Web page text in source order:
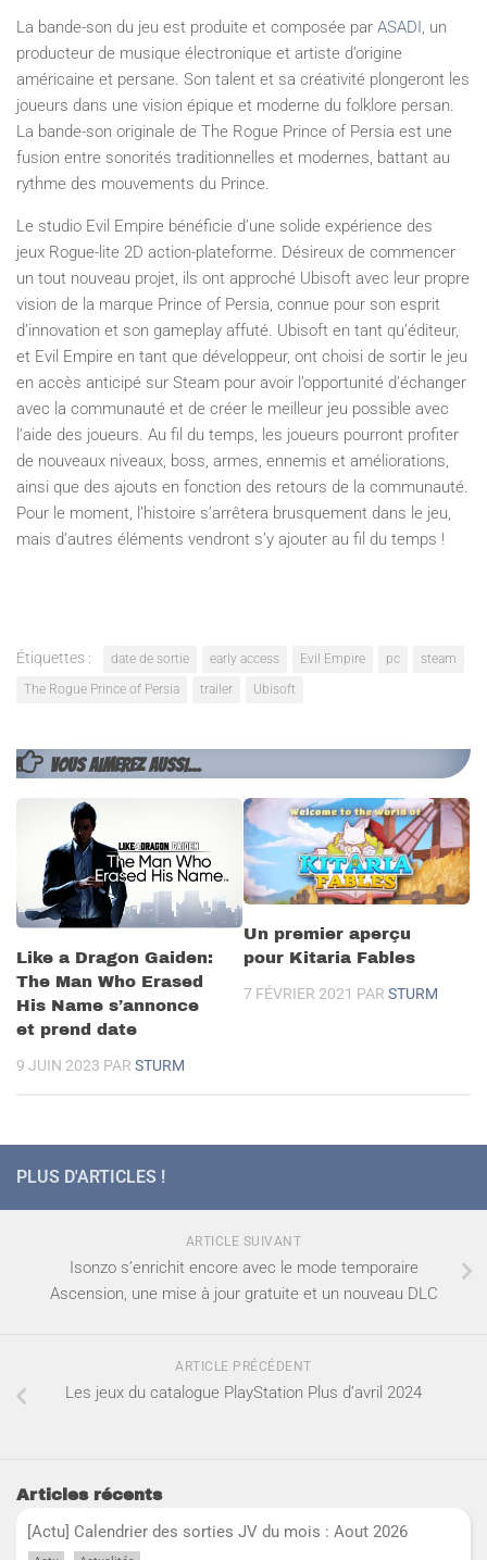
La bande-son du jeu est produite et composée par ASADI, un
producteur de musique électronique et artiste d’origine
américaine et persane. Son talent et sa créativité plongeront les
joueurs dans une vision épique et moderne du folklore persan.
La bande-son originale de The Rogue Prince of Persia est une
fusion entre sonorités traditionnelles et modernes, battant au
rythme des mouvements du Prince.
Le studio Evil Empire bénéficie d’une solide expérience des
jeux Rogue-lite 2D action-plateforme. Désireux de commencer
un tout nouveau projet, ils ont approché Ubisoft avec leur propre
vision de la marque Prince of Persia, connue pour son esprit
d’innovation et son gameplay affuté. Ubisoft en tant qu’éditeur,
et Evil Empire en tant que développeur, ont choisi de sortir le jeu
en accès anticipé sur Steam pour avoir l’opportunité d’échanger
avec la communauté et de créer le meilleur jeu possible avec
l’aide des joueurs. Au fil du temps, les joueurs pourront profiter
de nouveaux niveaux, boss, armes, ennemis et améliorations,
ainsi que des ajouts en fonction des retours de la communauté.
Pour le moment, l’histoire s’arrêtera brusquement dans le jeu,
mais d’autres éléments vendront s’y ajouter au fil du temps !
Étiquettes : date de sortie early access Evil Empire pc
steam
The Rogue Prince of Persia
trailer Ubisoft
VOUS AIMEREZ AUSSI...
Like a Dragon Gaiden:
The Man Who Erased
His Name s’annonce
et prend date
9 JUIN 2023 PAR STURM
Un premier aperçu
pour Kitaria Fables
7 FÉVRIER 2021 PAR STURM
PLUS D'ARTICLES !
ARTICLE SUIVANT
Isonzo s’enrichit encore avec le mode temporaire
Ascension, une mise à jour gratuite et un nouveau DLC
ARTICLE PRÉCÉDENT
Les jeux du catalogue PlayStation Plus d’avril 2024
Articles récents
[Actu] Calendrier des sorties JV du mois : Aout 2026